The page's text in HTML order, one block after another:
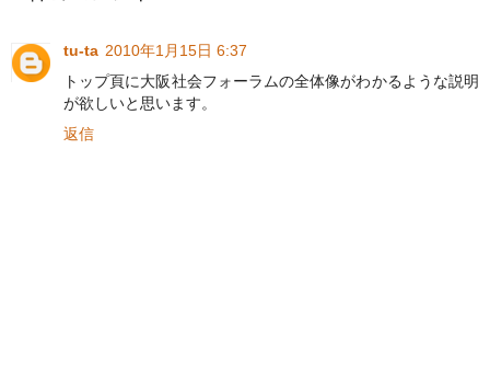
tu-ta 2010年1月15日 6:37
トップ頁に大阪社会フォーラムの全体像がわかるような説明
が欲しいと思います。
返信